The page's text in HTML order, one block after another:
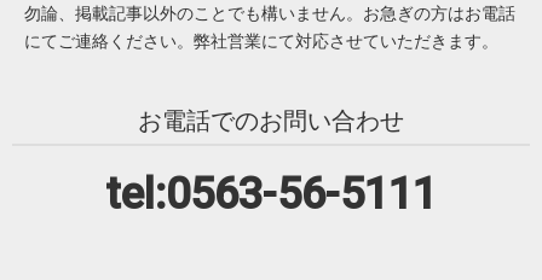
勿論、掲載記事以外のことでも構いません。お急ぎの方はお電話
にてご連絡ください。弊社営業にて対応させていただきます。
お電話でのお問い合わせ
tel:0563-56-5111